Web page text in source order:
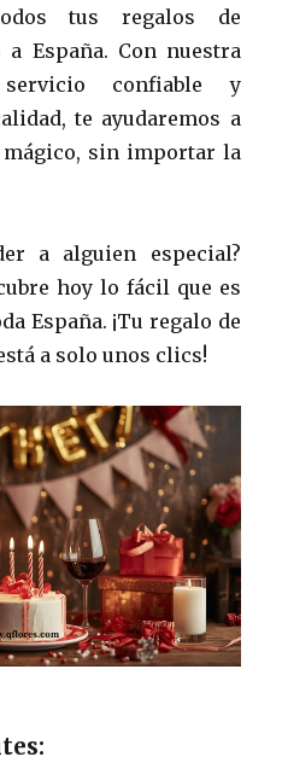
tus regalos de
España. Con nuestra
confiable y
te ayudaremos a
sin importar la
a alguien especial?
hoy lo fácil que es
España. ¡Tu regalo de
a solo unos clics!